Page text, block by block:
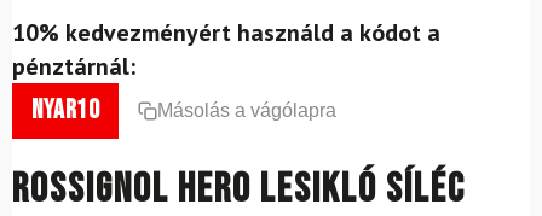
10% kedvezményért használd a kódot a
pénztárnál:
nyar10 Másolás a vágólapra
ROSSIGNOL Hero lesikló síléc